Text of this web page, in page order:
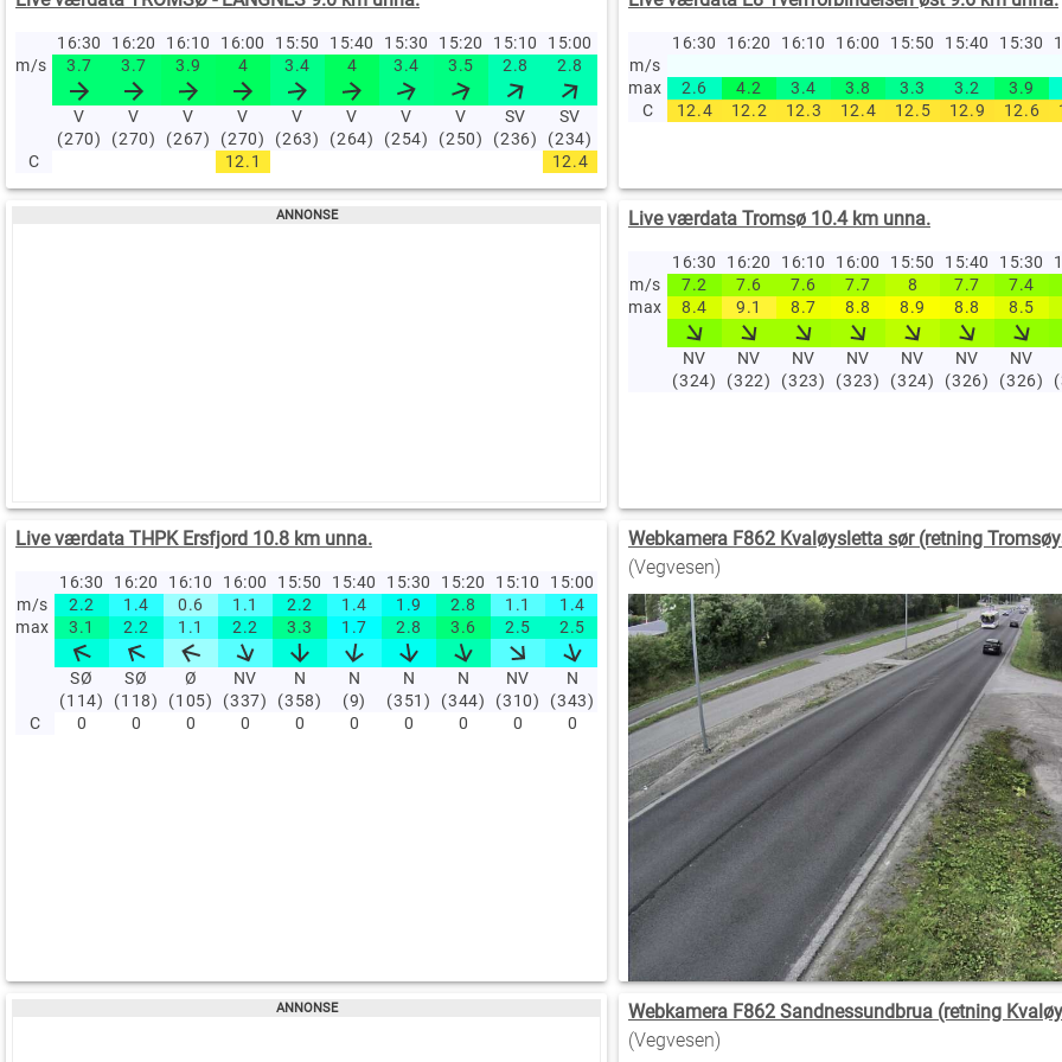
16:30 16:20 16:10 16:00 15:50 15:40 15:30 15:20 15:10 15:00 14:4014:3014:20 14:1014:0013:0012:00
m/s
3.7 3.7 3.9 4 3.4 4 3.4 3.5 2.8 2.8 1.9
V
(270)
V
(270)
V
(267)
V
(270)
V
(263)
V
(264)
V
(254)
V
(250)
SV
(236)
SV
(234)
SV
SV
SV
SV
SV
NV
NV
C
12.1 12.4
16:30 16:20 16:10 16:00 15:50 15:40 15:30
m/s
max
2.6 4.2 3.4 3.8 3.3 3.2 3.9
C
12.4 12.2 12.3 12.4 12.5 12.9 12.6
Live værdata Tromsø 10.4 km unna.
16:30 16:20 16:10 16:00 15:50 15:40 15:30
m/s
7.2 7.6 7.6 7.7 8 7.7 7.4
max
8.4 9.1 8.7 8.8 8.9 8.8 8.5
NV
(324)
NV
(322)
NV
(323)
NV
(323)
NV
(324)
NV
(326)
NV
(326)
Live værdata THPK Ersfjord 10.8 km unna.
16:30 16:20 16:10 16:00 15:50 15:40 15:30 15:20 15:10 15:00 14:50 14:40 14:30
m/s
2.2 1.4 0.6 1.1 2.2 1.4 1.9 2.8 1.1 1.4 2.5 4.2 3.9 0.6 1.9 1.9 2 1.8
max
3.1 2.2 1.1 2.2 3.3 1.7 2.8 3.6 2.5 2.5 3.3 5.3 5.8 1.4 2.5 2.5 3.2 3
SØ
(114)
SØ
(118)
Ø
(105)
NV
(337)
N
(358)
N
(9)
N
(351)
N
(344)
NV
(310)
N
(343)
N
(341)
NV
(307)
NV
(300)
N
(16)
N
(7)
N
(346)
NØ
(46)
C
0 0 0 0 0 0 0 0 0 0 0 0 0 0 0
Webkamera F862 Kvaløysletta sør (retning
(Vegvesen)
Webkamera F862 Sandnessundbrua (retning
(Vegvesen)